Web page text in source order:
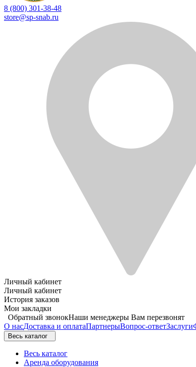
8 (800) 301-38-48
store@sp-snab.ru
Личный кабинет
Личный кабинет
История заказов
Мои закладки
Обратный звонокНаши менеджеры Вам перезвонят
О насДоставка и оплатаПартнерыВопрос-ответЗаслуги
Весь каталог
Весь каталог
Аренда оборудования